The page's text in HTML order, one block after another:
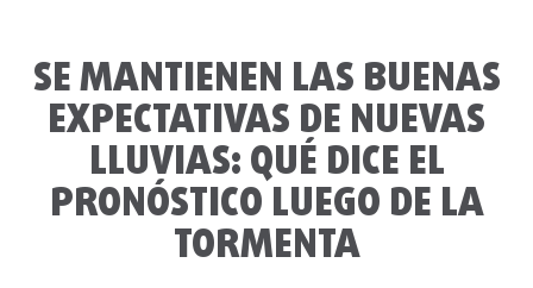
SE MANTIENEN LAS BUENAS
EXPECTATIVAS DE NUEVAS
LLUVIAS: QUÉ DICE EL
PRONÓSTICO LUEGO DE LA
TORMENTA